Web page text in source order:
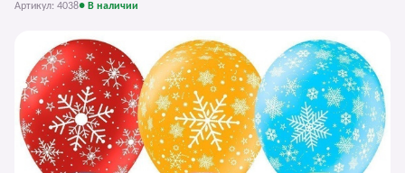
Артикул: 4038● В наличии